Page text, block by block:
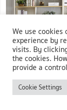
We use
experience by
visits. By
the cookies.
provide a
Cookie Settings